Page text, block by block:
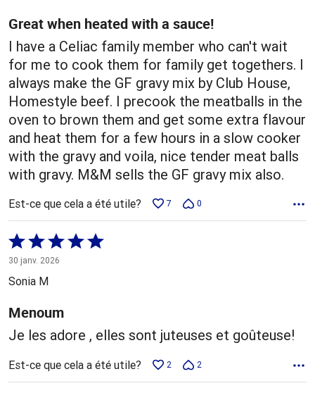
Great when heated with a sauce!
I have a Celiac family member who can't wait
for me to cook them for family get togethers. I
always make the GF gravy mix by Club House,
Homestyle beef. I precook the meatballs in the
oven to brown them and get some extra flavour
and heat them for a few hours in a slow cooker
with the gravy and voila, nice tender meat balls
with gravy. M&M sells the GF gravy mix also.
Est-ce que cela a été utile? 7 0
Coté
5 sur
5
30 janv. 2026
Sonia M
Menoum
Je les adore , elles sont juteuses et goûteuse!
Est-ce que cela a été utile? 2 2